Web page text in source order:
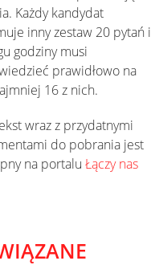
Każdy kandydat
inny zestaw 20 pytań i
godziny musi
prawidłowo na
16 z nich.
wraz z przydatnymi
do pobrania jest
na portalu Łączy nas